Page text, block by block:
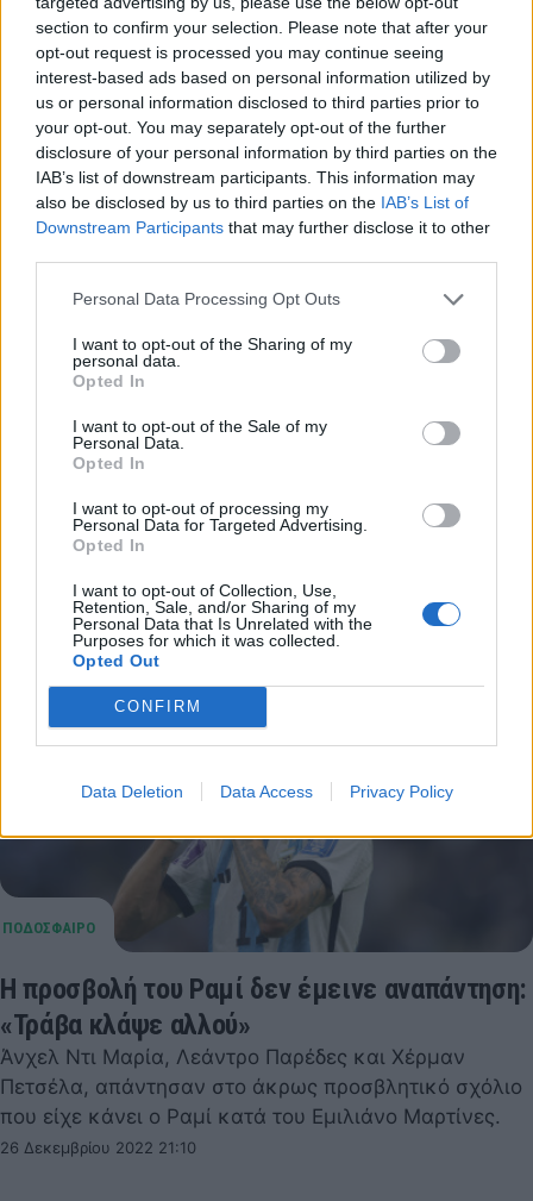
section to confirm your selection. Please note that after your
opt-out request is processed you may continue seeing
interest-based ads based on personal information utilized by
us or personal information disclosed to third parties prior to
your opt-out. You may separately opt-out of the further
disclosure of your personal information by third parties on the
IAB’s list of downstream participants. This information may
also be disclosed by us to third parties on the IAB’s List of
Downstream Participants that may further disclose it to other
Personal Data Processing Opt Outs
I want to opt-out of the Sharing of my
personal data.
Opted In
I want to opt-out of the Sale of my
Personal Data.
Opted In
I want to opt-out of processing my
Personal Data for Targeted Advertising.
Opted In
I want to opt-out of Collection, Use,
Retention, Sale, and/or Sharing of my
Personal Data that Is Unrelated with the
Purposes for which it was collected.
Opted Out
CONFIRM
Data Deletion Data Access Privacy Policy
28 Δεκεμβρίου 2022 16:05
Γιούργκεν Κλοπ: «Ο Μέσι είναι ο καλύτερος
παίκτης που έχω δει ποτέ στη ζωή μου» (vid)
του χαρακτήρισε τον Λιονέλ Μέσι ο Γιούργκεν Κλοπ,
που όπως χαρακτηριστικά ανέφερε…
27 Δεκεμβρίου 2022 11:45
Η προσβολή του Ραμί δεν έμεινε αναπάντηση:
«Τράβα κλάψε αλλού»
Άνχελ Ντι Μαρία, Λεάντρο Παρέδες και Χέρμαν
Πετσέλα, απάντησαν στο άκρως προσβλητικό σχόλιο
που είχε κάνει ο Ραμί κατά του Εμιλιάνο Μαρτίνες.
26 Δεκεμβρίου 2022 21:10